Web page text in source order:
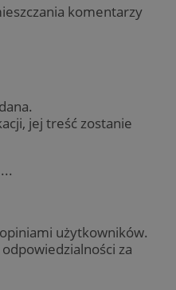
komentarzy
jej treść zostanie
użytkowników.
za